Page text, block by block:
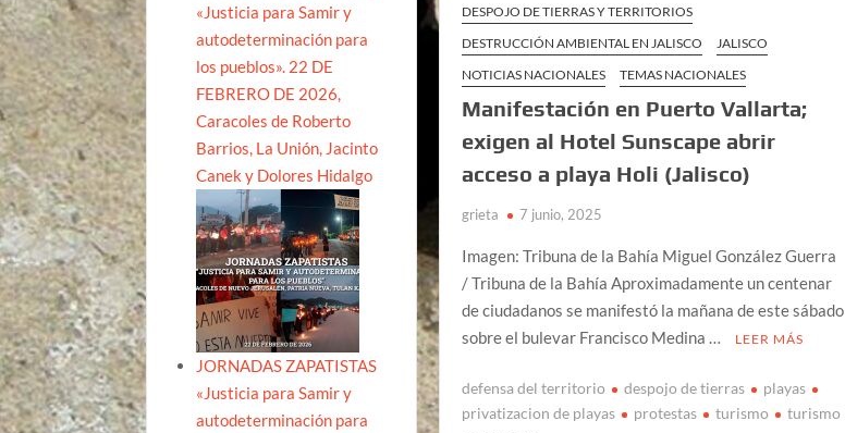
DESPOJO DE TIERRAS Y TERRITORIOS
DESTRUCCIÓN AMBIENTAL EN JALISCO
JALISCO
NOTICIAS NACIONALES
TEMAS NACIONALES
Manifestación en Puerto Vallarta;
exigen al Hotel Sunscape abrir
acceso a playa Holi (Jalisco)
grieta 7 junio, 2025
Imagen: Tribuna de la Bahía Miguel González Guerra
/ Tribuna de la Bahía Aproximadamente un centenar
de ciudadanos se manifestó la mañana de este sábado
sobre el bulevar Francisco Medina …
LEER MÁS
defensa del territorio despojo de tierras
playas
privatizacion de playas
protestas turismo
turismo
«Justicia para Samir y
autodeterminación para
los pueblos». 22 DE
FEBRERO DE 2026,
Caracoles de Roberto
Barrios, La Unión, Jacinto
Canek y Dolores Hidalgo
JORNADAS ZAPATISTAS
«Justicia para Samir y
autodeterminación para